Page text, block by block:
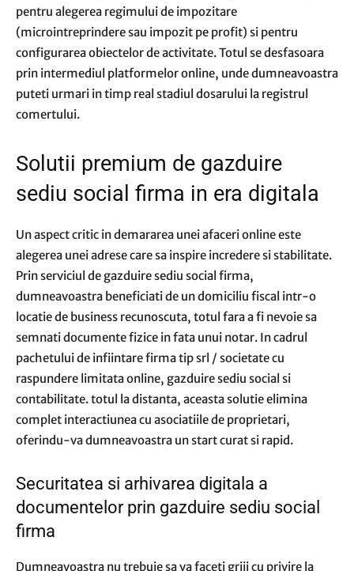
pentru alegerea regimului de impozitare
(microintreprindere sau impozit pe profit) si pentru
configurarea obiectelor de activitate. Totul se desfasoara
prin intermediul platformelor online, unde dumneavoastra
puteti urmari in timp real stadiul dosarului la registrul
comertului.
Solutii premium de gazduire
sediu social firma in era digitala
Un aspect critic in demararea unei afaceri online este
alegerea unei adrese care sa inspire incredere si stabilitate.
Prin serviciul de gazduire sediu social firma,
dumneavoastra beneficiati de un domiciliu fiscal intr-o
locatie de business recunoscuta, totul fara a fi nevoie sa
semnati documente fizice in fata unui notar. In cadrul
pachetului de infiintare firma tip srl / societate cu
raspundere limitata online, gazduire sediu social si
contabilitate. totul la distanta, aceasta solutie elimina
complet interactiunea cu asociatiile de proprietari,
oferindu-va dumneavoastra un start curat si rapid.
Securitatea si arhivarea digitala a
documentelor prin gazduire sediu social
firma
Dumneavoastra nu trebuie sa va faceti griji cu privire la